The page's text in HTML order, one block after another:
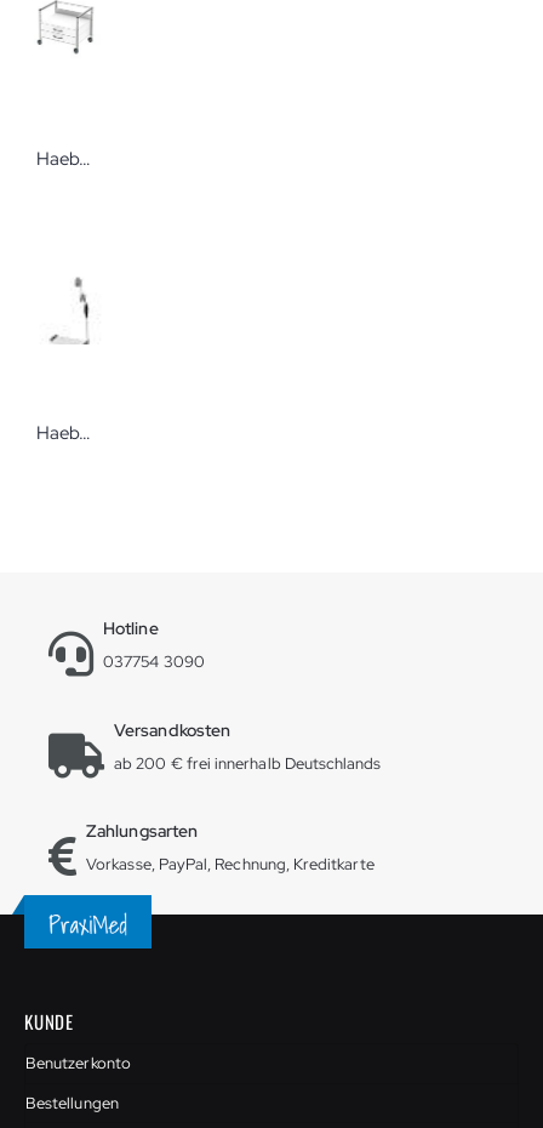
Haeberle Variocar-Viva 60 Unterfahrwagen Hochwertiger und nachrüstbarer Vielzweckwagen
Haeberle swingo 45 Ergometriewagen Holz-Kunststoff Der profilstarke und robuste Gerätewagen
Hotline
037754 3090
Versandkosten
ab 200 € frei innerhalb Deutschlands
Zahlungsarten
Vorkasse, PayPal, Rechnung, Kreditkarte
KUNDE
Benutzerkonto
Bestellungen